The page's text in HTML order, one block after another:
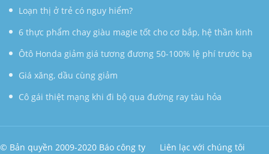
nămLoạn thị ở trẻ có nguy hiểm?
6 thực phẩm chay giàu magie tốt cho cơ bắp, hệ thần kinh
Ôtô Honda giảm giá tương đương 50-100% lệ phí trước bạ
Giá xăng, dầu cùng giảm
Cô gái thiệt mạng khi đi bộ qua đường ray tàu hỏa
© Bản quyền 2009-2020 Báo công ty Liên lạc với chúng tôi